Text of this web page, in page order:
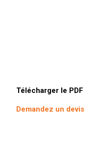
Télécharger le PDF
Demandez un devis